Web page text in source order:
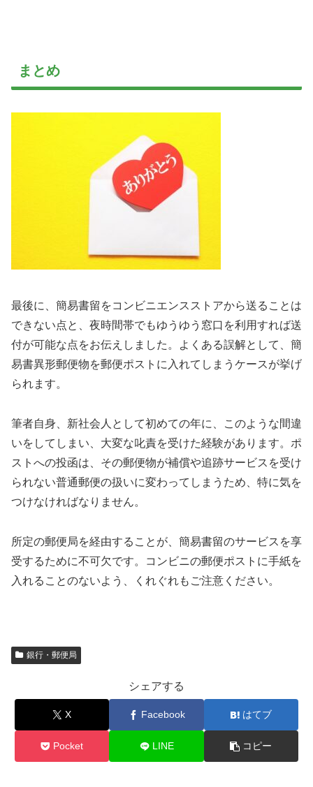
まとめ
最後に、簡易書留をコンビニエンスストアから送ることは
できない点と、夜時間帯でもゆうゆう窓口を利用すれば送
付が可能な点をお伝えしました。よくある誤解として、簡
易書異形郵便物を郵便ポストに入れてしまうケースが挙げ
られます。
筆者自身、新社会人として初めての年に、このような間違
いをしてしまい、大変な叱責を受けた経験があります。ポ
ストへの投函は、その郵便物が補償や追跡サービスを受け
られない普通郵便の扱いに変わってしまうため、特に気を
つけなければなりません。
所定の郵便局を経由することが、簡易書留のサービスを享
受するために不可欠です。コンビニの郵便ポストに手紙を
入れることのないよう、くれぐれもご注意ください。
銀行・郵便局
シェアする
X Facebook はてブ
Pocket LINE コピー